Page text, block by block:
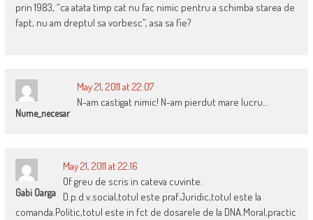
prin 1983, “ca atata timp cat nu fac nimic pentru a schimba starea de
fapt, nu am dreptul sa vorbesc”, asa sa fie?
Nume_necesar
May 21, 2011 at 22:07
N-am castigat nimic! N-am pierdut mare lucru…
Gabi Oarga
May 21, 2011 at 22:16
Of greu de scris in cateva cuvinte.
D.p.d.v.social,totul este praf.Juridic,totul este la
comanda.Politic,totul este in fct de dosarele de la DNA.Moral,practic